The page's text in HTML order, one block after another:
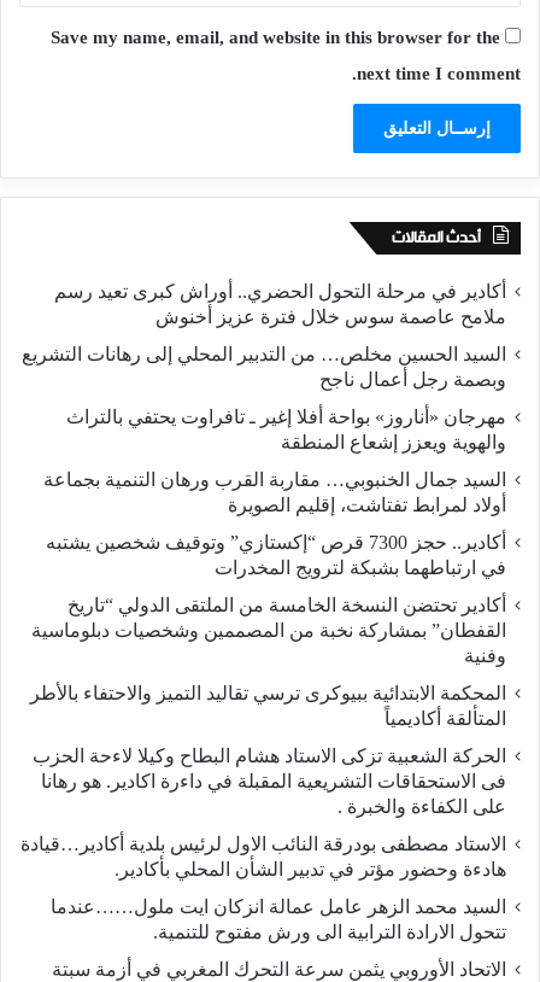
Save my name, email, and website in this browser for the
next time I comment.
أحدث المقالات
أكادير في مرحلة التحول الحضري.. أوراش كبرى تعيد رسم
ملامح عاصمة سوس خلال فترة عزيز أخنوش
السيد الحسين مخلص… من التدبير المحلي إلى رهانات التشريع
وبصمة رجل أعمال ناجح
مهرجان «أناروز» بواحة أفلا إغير ـ تافراوت يحتفي بالتراث
والهوية ويعزز إشعاع المنطقة
السيد جمال الخنبوبي… مقاربة القرب ورهان التنمية بجماعة
أولاد لمرابط تفتاشت، إقليم الصويرة
أكادير.. حجز 7300 قرص “إكستازي” وتوقيف شخصين يشتبه
في ارتباطهما بشبكة لترويج المخدرات
أكادير تحتضن النسخة الخامسة من الملتقى الدولي “تاريخ
القفطان” بمشاركة نخبة من المصممين وشخصيات دبلوماسية
وفنية
المحكمة الابتدائية ببيوكرى ترسي تقاليد التميز والاحتفاء بالأطر
المتألقة أكاديمياً
الحركة الشعبية تزكى الاستاد هشام البطاح وكيلا لاءحة الحزب
فى الاستحقاقات التشريعية المقبلة في داءرة اكادير. هو رهانا
على الكفاءة والخبرة .
الاستاد مصطفى بودرقة النائب الاول لرئيس بلدية أكادير…قيادة
هادءة وحضور مؤتر في تدبير الشأن المحلي بأكادير.
السيد محمد الزهر عامل عمالة انزكان ايت ملول……عندما
تتحول الارادة الترابية الى ورش مفتوح للتنمية.
الاتحاد الأوروبي يثمن سرعة التحرك المغربي في أزمة سبتة